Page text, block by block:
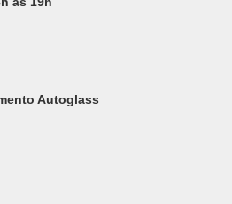
Autoglass